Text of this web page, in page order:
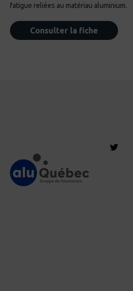
fatigue reliées au matériau aluminium.
Consulter la fiche